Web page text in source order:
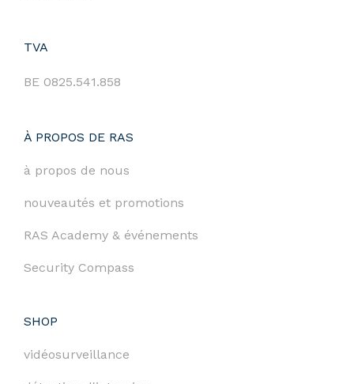
TVA
BE 0825.541.858
À PROPOS DE RAS
à propos de nous
nouveautés et promotions
RAS Academy & événements
Security Compass
SHOP
vidéosurveillance